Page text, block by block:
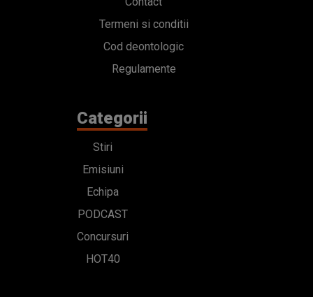
Termeni si conditii
Cod deontologic
Regulamente
Categorii
Stiri
Emisiuni
Echipa
PODCAST
Concursuri
HOT40